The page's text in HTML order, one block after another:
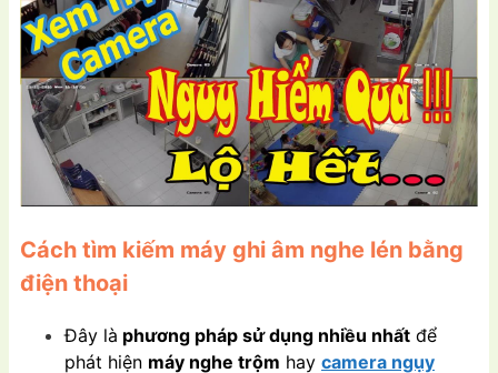
Cách tìm kiếm máy ghi âm nghe lén bằng
điện thoại
Đây là phương pháp sử dụng nhiều nhất để
phát hiện máy nghe trộm hay camera ngụy